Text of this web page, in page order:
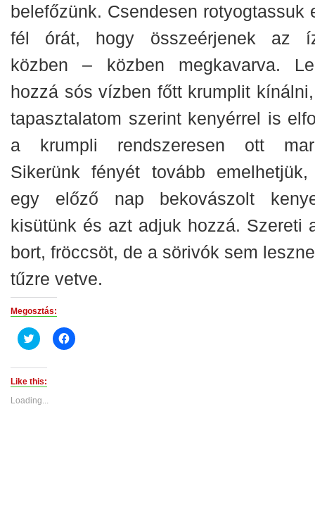
belefőzünk. Csendesen rotyogtassuk
fél órát, hogy összeérjenek az
közben – közben megkavarva.
hozzá sós vízben főtt krumplit
tapasztalatom szerint kenyérrel is
a krumpli rendszeresen ott
Sikerünk fényét tovább
egy előző nap bekovászolt
kisütünk és azt adjuk hozzá. Szereti
bort, fröccsöt, de a sörivók sem
tűzre vetve.
Megosztás:
Click
to
(Opens
new
Click
to
Like this:
Loading...